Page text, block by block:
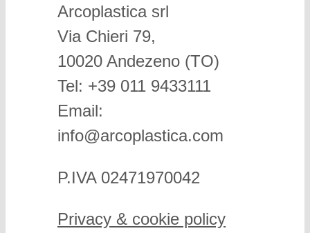
Arcoplastica srl
Via Chieri 79,
10020 Andezeno (TO)
Tel: +39 011 9433111
Email:
info@arcoplastica.com
P.IVA 02471970042
Privacy & cookie policy